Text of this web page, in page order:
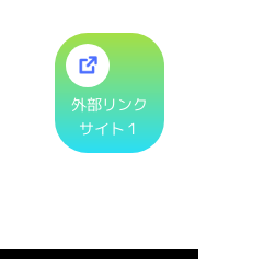
外部リンク
サイト１